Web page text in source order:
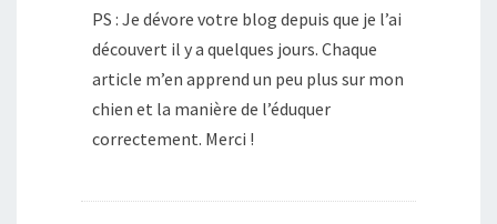
PS : Je dévore votre blog depuis que je l’ai
découvert il y a quelques jours. Chaque
article m’en apprend un peu plus sur mon
chien et la manière de l’éduquer
correctement. Merci !